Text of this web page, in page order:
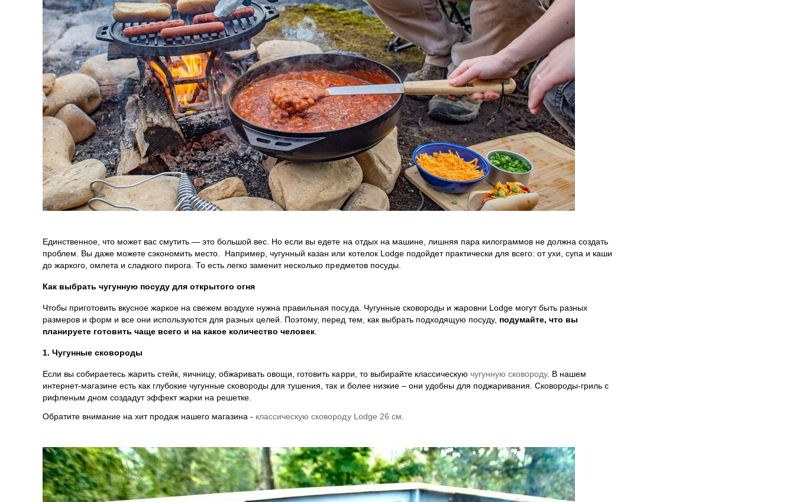
Единственное, что может вас смутить — это большой вес. Но если вы едете на отдых на машине, лишняя пара килограммов не должна создать
проблем. Вы даже можете сэкономить место. Например, чугунный казан или котелок Lodge подойдет практически для всего: от ухи, супа и каши
до жаркого, омлета и сладкого пирога. То есть легко заменит несколько предметов посуды.
Как выбрать чугунную посуду для открытого огня
Чтобы приготовить вкусное жаркое на свежем воздухе нужна правильная посуда. Чугунные сковороды и жаровни Lodge могут быть разных
размеров и форм и все они используются для разных целей. Поэтому, перед тем, как выбрать подходящую посуду, подумайте, что вы
планируете готовить чаще всего и на какое количество человек
1. Чугунные сковороды
Если вы собираетесь жарить стейк, яичницу, обжаривать овощи, готовить карри, то выбирайте классическую чугунную сковороду. В нашем
интернет-магазине есть как глубокие чугунные сковороды для тушения, так и более низкие – они удобны для поджаривания. Сковороды-гриль с
рифленым дном создадут эффект жарки на решетке.
Обратите внимание на хит продаж нашего магазина - классическую сковороду Lodge 26 см